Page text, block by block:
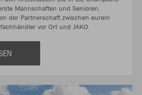
Mannschaften und Senioren.
der Partnerschaft zwischen eurem
vor Ort und JAKO.